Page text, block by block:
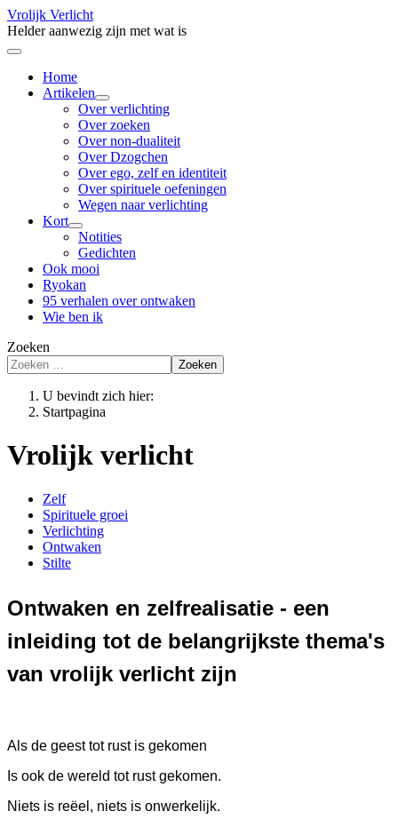
Vrolijk Verlicht
Helder aanwezig zijn met wat is
Home
Artikelen
Over verlichting
Over zoeken
Over non-dualiteit
Over Dzogchen
Over ego, zelf en identiteit
Over spirituele oefeningen
Wegen naar verlichting
Kort
Notities
Gedichten
Ook mooi
Ryokan
95 verhalen over ontwaken
Wie ben ik
Zoeken
Zoeken
U bevindt zich hier:
Startpagina
Vrolijk verlicht
Zelf
Spirituele groei
Verlichting
Ontwaken
Stilte
Ontwaken en zelfrealisatie - een
inleiding tot de belangrijkste thema's
van vrolijk verlicht zijn
Als de geest tot rust is gekomen
Is ook de wereld tot rust gekomen.
Niets is reëel, niets is onwerkelijk.